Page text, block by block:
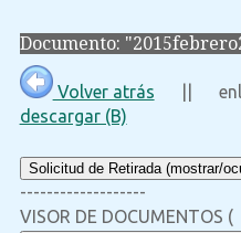
Documento:
Volver atrás ||
descargar (B)
Solicitud de Retirada (mostrar/
-------------------
VISOR DE DOCUMENTOS (